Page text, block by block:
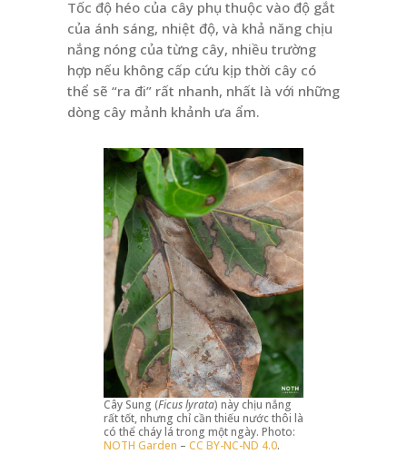
Tốc độ héo của cây phụ thuộc vào độ gắt
của ánh sáng, nhiệt độ, và khả năng chịu
nắng nóng của từng cây, nhiều trường
hợp nếu không cấp cứu kịp thời cây có
thể sẽ “ra đi” rất nhanh, nhất là với những
dòng cây mảnh khảnh ưa ẩm.
Cây Sung (Ficus lyrata) này chịu nắng
rất tốt, nhưng chỉ cần thiếu nước thôi là
có thể cháy lá trong một ngày. Photo:
NOTH Garden – CC BY-NC-ND 4.0.